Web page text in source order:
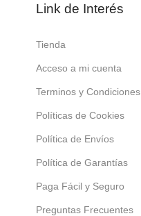
Link de Interés
Tienda
Acceso a mi cuenta
Terminos y Condiciones
Políticas de Cookies
Política de Envíos
Política de Garantías
Paga Fácil y Seguro
Preguntas Frecuentes